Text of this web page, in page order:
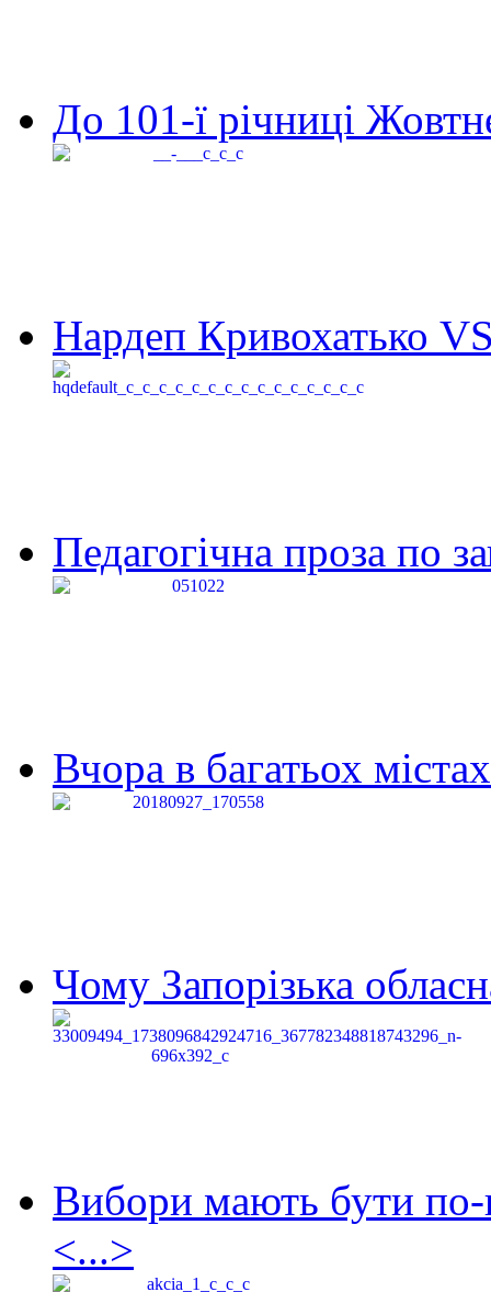
До 101-ї річниці
Нардеп Кривохатько
Педагогічна проза по
Вчора в багатьох
Чому Запорізька
Вибори мають бути по-
<...>